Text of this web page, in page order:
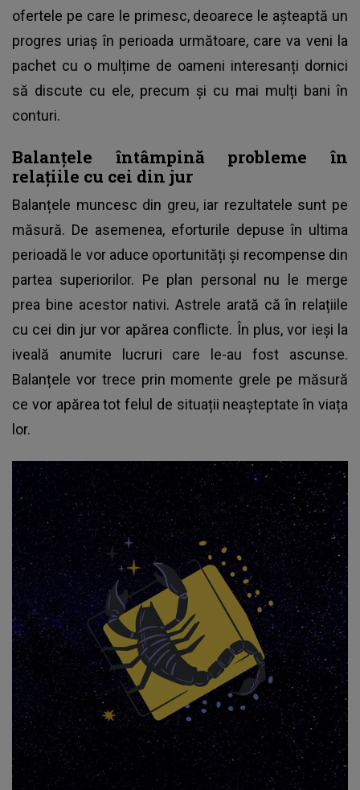
ofertele pe care le primesc, deoarece le așteaptă un
progres uriaș în perioada următoare, care va veni la
pachet cu o mulțime de oameni interesanți dornici
să discute cu ele, precum și cu mai mulți bani în
conturi.
Balanțele întâmpină probleme în
relațiile cu cei din jur
Balanțele muncesc din greu, iar rezultatele sunt pe
măsură. De asemenea, eforturile depuse în ultima
perioadă le vor aduce oportunități și recompense din
partea superiorilor. Pe plan personal nu le merge
prea bine acestor nativi. Astrele arată că în relațiile
cu cei din jur vor apărea conflicte. În plus, vor ieși la
iveală anumite lucruri care le-au fost ascunse.
Balanțele vor trece prin momente grele pe măsură
ce vor apărea tot felul de situații neașteptate în viața
lor.